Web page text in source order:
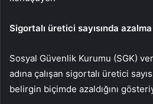
Sigortalı üretici sayısında
Sosyal Güvenlik Kurumu (SGK)
adına çalışan sigortalı üretici
belirgin biçimde azaldığını